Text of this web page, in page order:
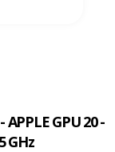
GPU 20 -
GHz